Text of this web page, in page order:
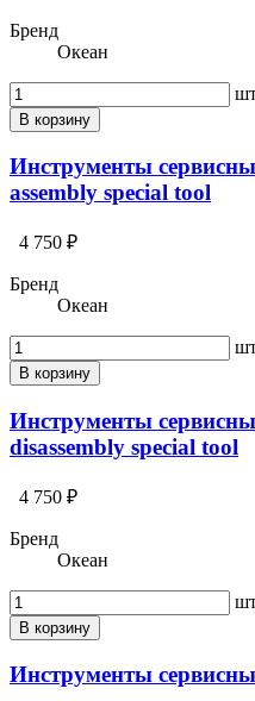
Бренд
Океан
В корзину
Инструменты
assembly special tool
4 750 ₽
Бренд
Океан
В корзину
Инструменты
disassembly special tool
4 750 ₽
Бренд
Океан
В корзину
Инструменты